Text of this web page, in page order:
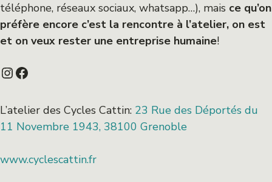
téléphone, réseaux sociaux, whatsapp…), mais ce qu’on
préfère encore c’est la rencontre à l’atelier, on est
et on veux rester une entreprise humaine!
Instagram
Facebook
L’atelier des Cycles Cattin: 23 Rue des Déportés du
11 Novembre 1943, 38100 Grenoble
www.cyclescattin.fr